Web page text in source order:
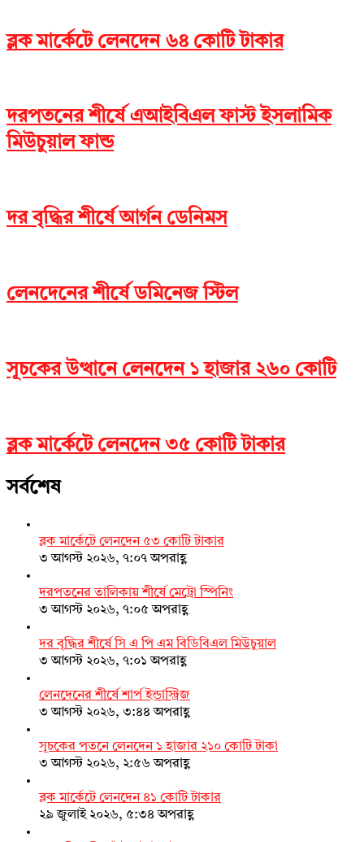
ব্লক মার্কেটে লেনদেন ৬৪ কোটি টাকার
দরপতনের শীর্ষে এআইবিএল ফাস্ট ইসলামিক
মিউচুয়াল ফান্ড
দর বৃদ্ধির শীর্ষে আর্গন ডেনিমস
লেনদেনের শীর্ষে ডমিনেজ স্টিল
সূচকের উত্থানে লেনদেন ১ হাজার ২৬০ কোটি
ব্লক মার্কেটে লেনদেন ৩৫ কোটি টাকার
সর্বশেষ
ব্লক মার্কেটে লেনদেন ৫৩ কোটি টাকার
৩ আগস্ট ২০২৬, ৭:০৭ অপরাহ্ণ
দরপতনের তালিকায় শীর্ষে মেট্রো স্পিনিং
৩ আগস্ট ২০২৬, ৭:০৫ অপরাহ্ণ
দর বৃদ্ধির শীর্ষে সি এ পি এম বিডিবিএল মিউচুয়াল
৩ আগস্ট ২০২৬, ৭:০১ অপরাহ্ণ
লেনদেনের শীর্ষে শার্প ইন্ডাস্ট্রিজ
৩ আগস্ট ২০২৬, ৩:৪৪ অপরাহ্ণ
সূচকের পতনে লেনদেন ১ হাজার ২১০ কোটি টাকা
৩ আগস্ট ২০২৬, ২:৫৬ অপরাহ্ণ
ব্লক মার্কেটে লেনদেন ৪১ কোটি টাকার
২৯ জুলাই ২০২৬, ৫:৩৪ অপরাহ্ণ